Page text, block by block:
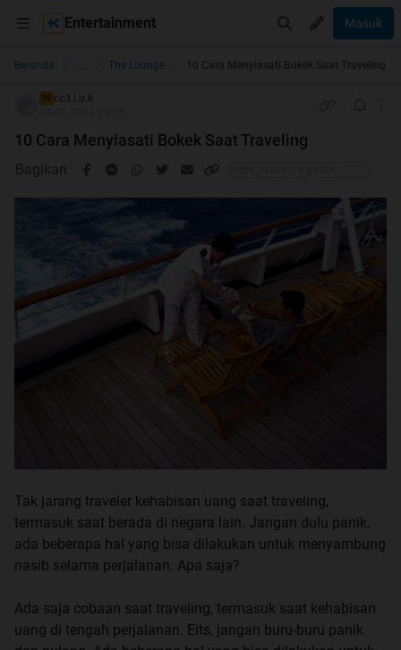
Entertainment Masuk
Beranda ... The Lounge 10 Cara Menyiasati Bokek Saat Traveling
TS r.c.t.i.o.k
10 Cara Menyiasati Bokek Saat Traveling
Bagikan
Tak jarang traveler kehabisan uang saat traveling,
termasuk saat berada di negara lain. Jangan dulu panik,
ada beberapa hal yang bisa dilakukan untuk menyambung
nasib selama perjalanan. Apa saja?
Ada saja cobaan saat traveling, termasuk saat kehabisan
uang di tengah perjalanan. Eits, jangan buru-buru panik